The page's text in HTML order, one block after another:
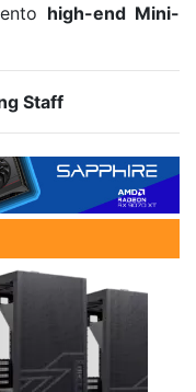
high-end Mini-
Staff